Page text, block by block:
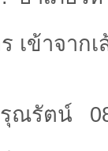
เข้าจาก
ณรัตน์